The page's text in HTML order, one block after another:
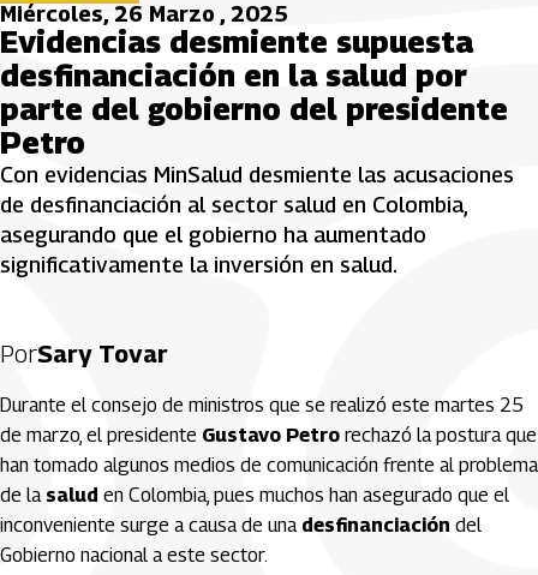
Miércoles, 26 Marzo , 2025
Evidencias desmiente supuesta
desfinanciación en la salud por
parte del gobierno del presidente
Petro
Con evidencias MinSalud desmiente las acusaciones
de desfinanciación al sector salud en Colombia,
asegurando que el gobierno ha aumentado
significativamente la inversión en salud.
PorSary Tovar
Durante el consejo de ministros que se realizó este martes 25
de marzo, el presidente Gustavo Petro rechazó la postura que
han tomado algunos medios de comunicación frente al problema
de la salud en Colombia, pues muchos han asegurado que el
inconveniente surge a causa de una desfinanciación del
Gobierno nacional a este sector.